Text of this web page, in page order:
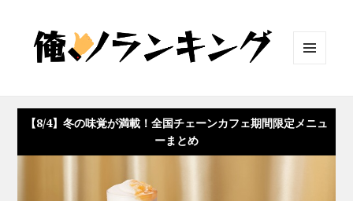
ット
【8/4】冬の味覚が満載！全国チェーンカフェ期間限定メニュ
ーまとめ